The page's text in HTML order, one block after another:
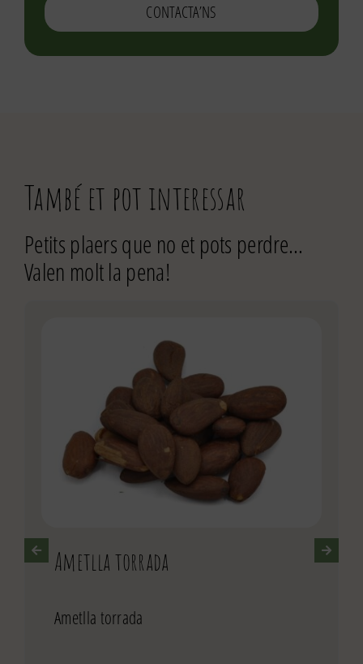
CONTACTA’NS
També et pot interessar
Petits plaers que no et pots perdre…
Valen molt la pena!
Ametlla torrada
Ametlla torrada